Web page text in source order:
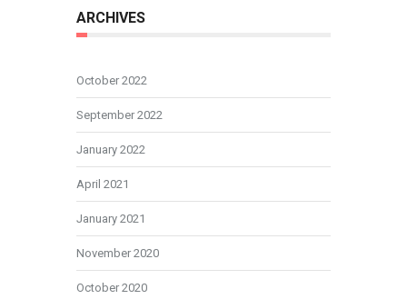
ARCHIVES
October 2022
September 2022
January 2022
April 2021
January 2021
November 2020
October 2020